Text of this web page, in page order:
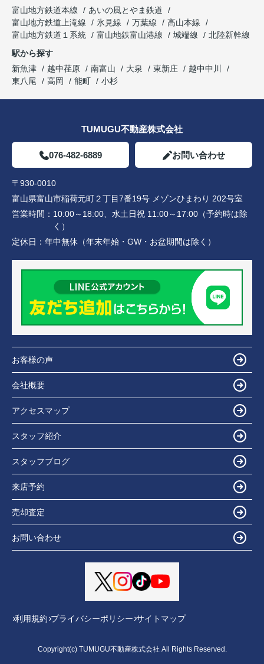
富山地方鉄道本線
あいの風とやま鉄道
富山地方鉄道上滝線
氷見線 万葉線
高山本線
富山地方鉄道１系統
富山地鉄富山港線 城端線
北陸新幹線
駅から探す
新魚津
越中荏原 南富山 大泉 東新庄
越中中川
東八尾
高岡 能町 小杉
TUMUGU不動産株式会社
076-482-6889 お問い合わせ
〒930-0010
富山県富山市稲荷元町２丁目7番19号 メゾンひまわり 202号室
営業時間： 10:00～18:00、水土日祝 11:00～17:00（予約時は除
く）
定休日： 年中無休（年末年始・GW・お盆期間は除く）
お客様の声
会社概要
アクセスマップ
スタッフ紹介
スタッフブログ
来店予約
売却査定
お問い合わせ
利用規約 プライバシーポリシー サイトマップ
Copyright(c) TUMUGU不動産株式会社 All Rights Reserved.